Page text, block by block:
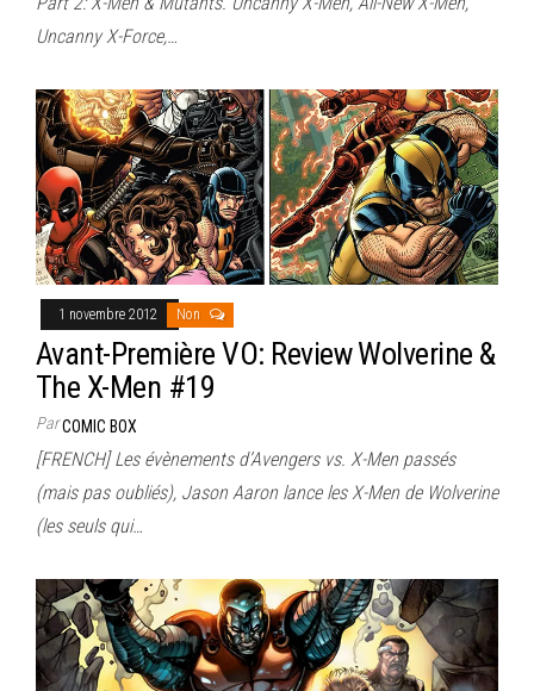
Uncanny X-Force,…
1 novembre 2012 Non
Avant-Première VO: Review Wolverine &
The X-Men #19
ParCOMIC BOX
[FRENCH] Les évènements d’Avengers vs. X-Men passés
(mais pas oubliés), Jason Aaron lance les X-Men de Wolverine
(les seuls qui…